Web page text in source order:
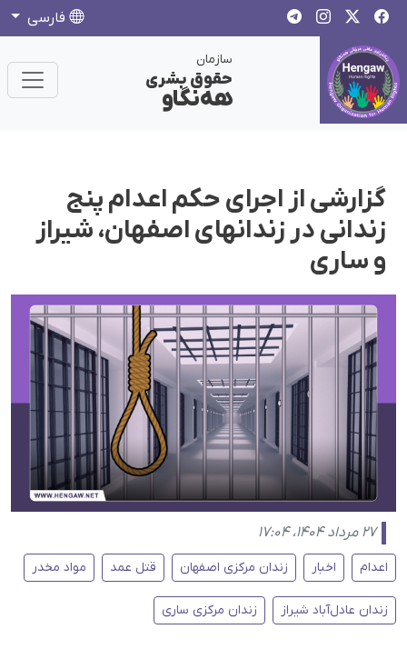
فارسی
سازمان
حقوق بشری
هەنگاو
گزارشی از اجرای حکم اعدام پنج
زندانی در زندانهای اصفهان، شیراز
و ساری
۲۷ مرداد ۱۴۰۴، ۱۷:۰۴
اعدام اخبار زندان مرکزی اصفهان قتل عمد مواد مخدر
زندان عادل‌آباد شیراز زندان مرکزی ساری